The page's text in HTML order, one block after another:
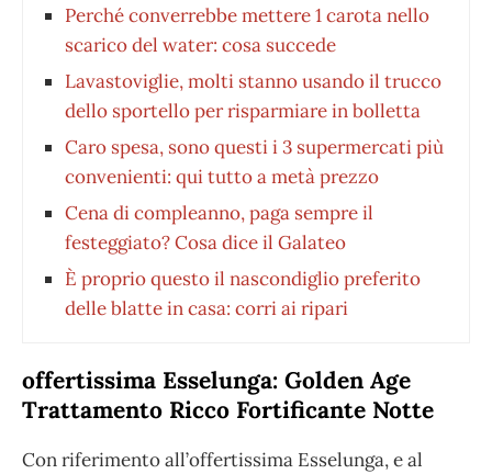
Perché converrebbe mettere 1 carota nello
scarico del water: cosa succede
Lavastoviglie, molti stanno usando il trucco
dello sportello per risparmiare in bolletta
Caro spesa, sono questi i 3 supermercati più
convenienti: qui tutto a metà prezzo
Cena di compleanno, paga sempre il
festeggiato? Cosa dice il Galateo
È proprio questo il nascondiglio preferito
delle blatte in casa: corri ai ripari
offertissima Esselunga: Golden Age
Trattamento Ricco Fortificante Notte
Con riferimento all’offertissima Esselunga, e al